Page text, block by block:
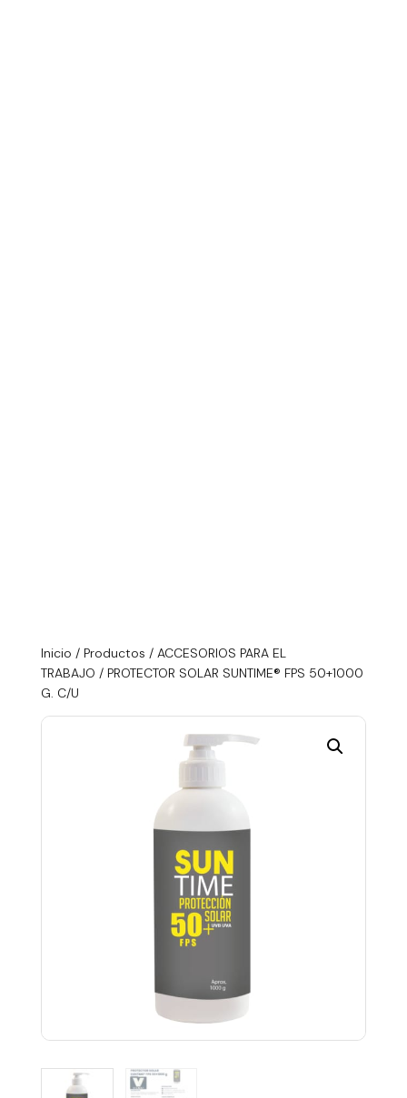
Inicio / Productos / ACCESORIOS PARA EL
TRABAJO / PROTECTOR SOLAR SUNTIME® FPS 50+1000
G. C/U